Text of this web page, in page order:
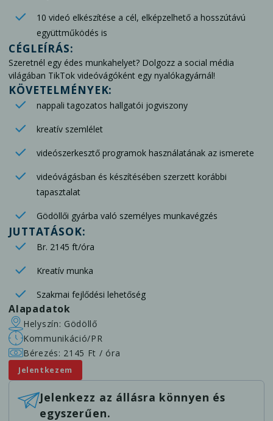
10 videó elkészítése a cél, elképzelhető a hosszútávú
együttműködés is
CÉGLEÍRÁS:
Szeretnél egy édes munkahelyet? Dolgozz a social média
világában TikTok videóvágóként egy nyalókagyárnál!
KÖVETELMÉNYEK:
nappali tagozatos hallgatói jogviszony
kreatív szemlélet
videószerkesztő programok használatának az ismerete
videóvágásban és készítésében szerzett korábbi
tapasztalat
Gödöllői gyárba való személyes munkavégzés
JUTTATÁSOK:
Br. 2145 ft/óra
Kreatív munka
Szakmai fejlődési lehetőség
Alapadatok
Helyszín: Gödöllő
Kommunikáció/PR
Bérezés: 2145 Ft / óra
Jelentkezem
Jelenkezz az állásra könnyen és
egyszerűen.